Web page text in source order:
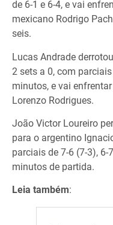
de 6-1 e 6-4, e vai
mexicano Rodrigo
seis.
Lucas Andrade
2 sets a 0, com
minutos, e vai
Lorenzo Rodrigues.
João Victor Loureiro
para o argentino
parciais de 7-6 (7-3), 6-
minutos de partida.
Leia também: